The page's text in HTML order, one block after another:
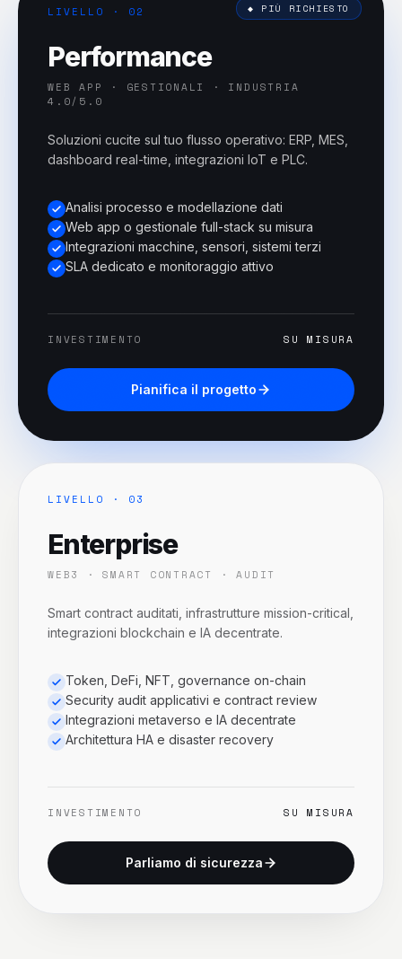
◆ PIÙ RICHIESTO
LIVELLO · 02
Performance
WEB APP · GESTIONALI · INDUSTRIA
4.0/5.0
Soluzioni cucite sul tuo flusso operativo: ERP, MES,
dashboard real-time, integrazioni IoT e PLC.
Analisi processo e modellazione dati
Web app o gestionale full-stack su misura
Integrazioni macchine, sensori, sistemi terzi
SLA dedicato e monitoraggio attivo
INVESTIMENTO SU MISURA
Pianifica il progetto
LIVELLO · 03
Enterprise
WEB3 · SMART CONTRACT · AUDIT
Smart contract auditati, infrastrutture mission-critical,
integrazioni blockchain e IA decentrate.
Token, DeFi, NFT, governance on-chain
Security audit applicativi e contract review
Integrazioni metaverso e IA decentrate
Architettura HA e disaster recovery
INVESTIMENTO SU MISURA
Parliamo di sicurezza